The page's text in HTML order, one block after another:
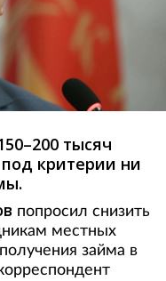
тысяч
критерии ни
попросил снизить
местных
займа в